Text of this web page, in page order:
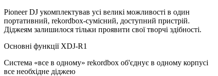
Pioneer DJ укомплектував усі великі можливості в один
портативний, rekordbox-сумісний, доступний пристрій.
Діджеям залишилося тільки проявити свої творчі здібності.
Основні функції XDJ-R1
Система «все в одному» rekordbox об'єднує в одному корпусі
все необхідне діджею